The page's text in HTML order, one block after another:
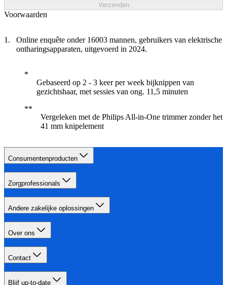
Verzenden
Voorwaarden
Online enquête onder 16003 mannen, gebruikers van elektrische
ontharingsapparaten, uitgevoerd in 2024.
Gebaseerd op 2 - 3 keer per week bijknippen van
gezichtshaar, met sessies van ong. 11,5 minuten
Vergeleken met de Philips All-in-One trimmer zonder het
41 mm knipelement
Consumentenproducten
Zorgprofessionals
Andere zakelijke oplossingen
Over ons
Contact
Blijf up-to-date